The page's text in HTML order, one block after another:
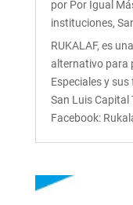
por Por Igual
instituciones,
RUKALAF, es
alternativo para
Especiales y
San Luis
Facebook: